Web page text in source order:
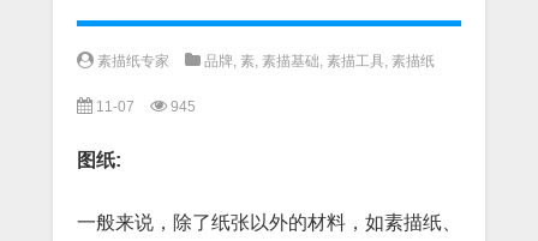
素描纸专家 品牌, 素, 素描基础, 素描工具, 素描纸
11-07 945
图纸:
一般来说，除了纸张以外的材料，如素描纸、